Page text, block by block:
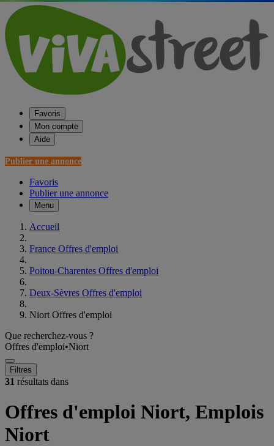
Favoris
Mon compte
Aide
Publier une annonce
Favoris
Publier une annonce
Menu
Accueil
France Offres d'emploi
Poitou-Charentes Offres d'emploi
Deux-Sèvres Offres d'emploi
Niort Offres d'emploi
Que recherchez-vous ?
Offres d'emploi•Niort
Filtres
31 résultats dans
Offres d'emploi Niort, Emplois
Niort